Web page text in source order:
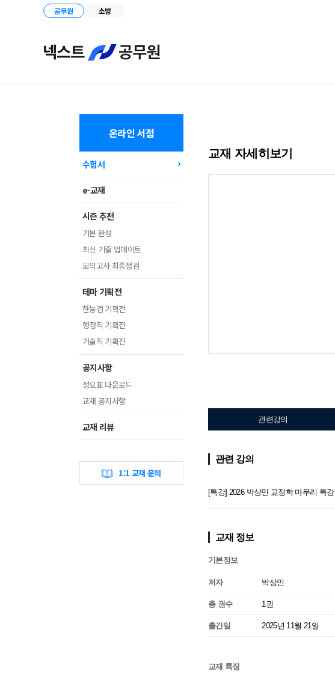
공무원 소방
온라인 서점
수험서
e-교재
시즌 추천
기본 완성
최신 기출 업데이트
모의고사 최종점검
테마 기획전
한능검 기획전
행정직 기획전
기술직 기획전
공지사항
정오표 다운로드
교재 공지사항
교재 리뷰
1:1 교재 문의
교재 자세히보기
관련강의
관련 강의
[특강] 2026 박상민 교정학 마무리 특강
교재 정보
기본정보
저자 박상민
총 권수 1권
출간일 2025년 11월 21일
교재 특징